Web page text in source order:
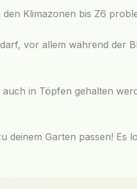
Klimazonen bis Z6
vor allem während der
in Töpfen gehalten
Garten passen! Es